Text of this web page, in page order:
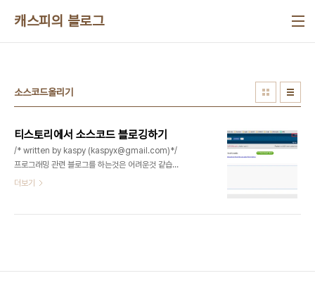
캐스피의 블로그
소스코드올리기
티스토리에서 소스코드 블로깅하기
/* written by kaspy (kaspyx@gmail.com)*/
프로그래밍 관련 블로그를 하는것은 어려운것 같습
니다.ㅡㅡ;; 특히 소스코드를 올려야하는 상황이 많은
더보기